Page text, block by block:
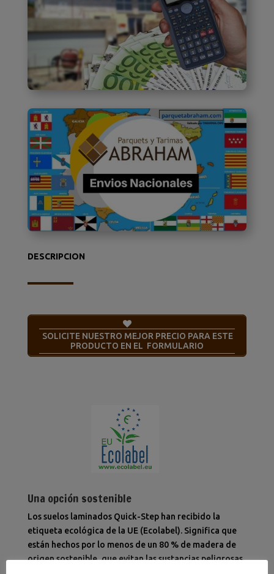
DESCRIPCION
SOLICITE NUESTRO MEJOR PRECIO PARA ESTE
PRODUCTO EN EL FORMULARIO
Una opción sostenible
Los suelos laminados Quick-Step han recibido la
etiqueta ecológica de la UE (Ecolabel). Significa que
están hechos por lo menos de un 80 % de madera de
origen sostenible, que evitan las sustancias peligrosas